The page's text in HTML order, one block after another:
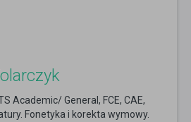
Academic/ General, FCE, CAE,
Fonetyka i korekta wymowy.